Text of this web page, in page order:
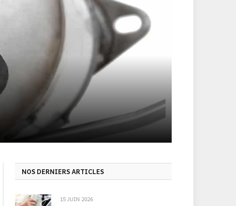
NOS DERNIERS ARTICLES
15 JUIN 2026